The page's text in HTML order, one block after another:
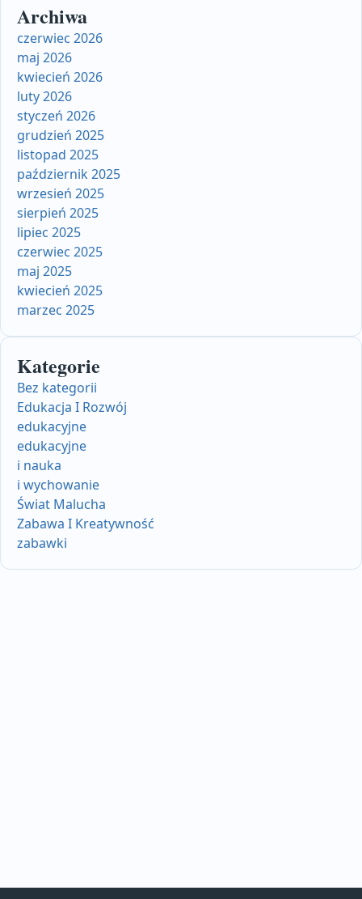
Archiwa
czerwiec 2026
maj 2026
kwiecień 2026
luty 2026
styczeń 2026
grudzień 2025
listopad 2025
październik 2025
wrzesień 2025
sierpień 2025
lipiec 2025
czerwiec 2025
maj 2025
kwiecień 2025
marzec 2025
Kategorie
Bez kategorii
Edukacja I Rozwój
edukacyjne
edukacyjne
i nauka
i wychowanie
Świat Malucha
Zabawa I Kreatywność
zabawki